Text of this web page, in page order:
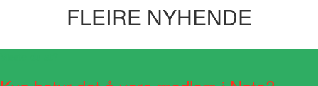
FLEIRE NYHENDE